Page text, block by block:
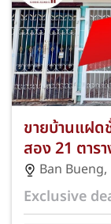
ขายบ้านแฝด
สอง 21 ตาร
รถ ทำเลดี ต
ชลบุรี พร้อม
รัฐ JS-154
Ban Bueng,
Exclusive